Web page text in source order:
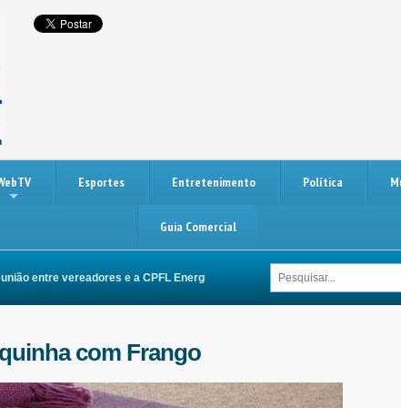
Esportes Entretenimento Política
Guia Comercial
entre vereadores e a CPFL Energia busca melhorias na rede elétrica de
com Frango